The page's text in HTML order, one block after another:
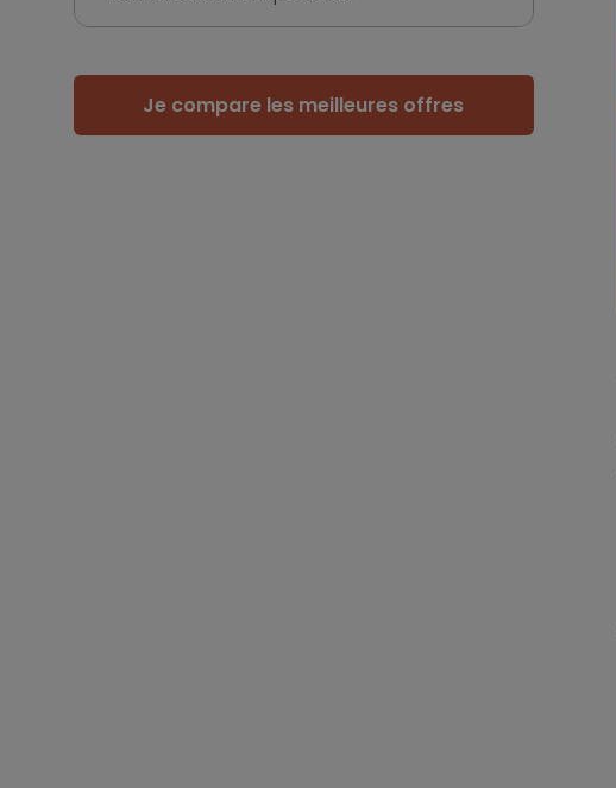
Je compare les meilleures offres